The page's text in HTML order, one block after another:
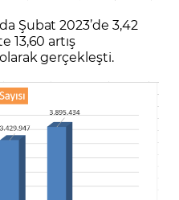
Şubat 2023’de 3,42
13,60 artış
gerçekleşti.